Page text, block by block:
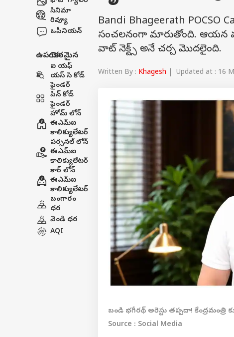
సినిమా
రివ్యూ
ఒపీనియన్
ఉపయోగకరమైన
ఐ యఫ్
యస్ సి కోడ్
ఫైండర్
పిన్ కోడ్
ఫైండర్
హోమ్ లోన్
ఈఎమ్ఐ
కాలిక్యులేటర్
పర్సనల్ లోన్
ఈఎమ్ఐ
కాలిక్యులేటర్
కార్ లోన్
ఈఎమ్ఐ
కాలిక్యులేటర్
బంగారం
ధర
వెండి ధర
AQI
Bandi Bhageerath POCSO
సంచలనంగా మారుతోంది. ఆయన
వాట్ నెక్ట్స్ అనే చర్చ మొదలైంది.
Written By : Khagesh | Updated at : 16
బండి భగీరథ్‌ అరెస్టు తప్పదా! కేంద్రమంత్రి
Source : Social Media